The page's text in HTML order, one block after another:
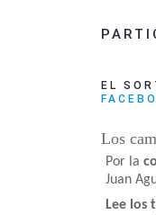
EL
Los
Por la
Juan
Lee los